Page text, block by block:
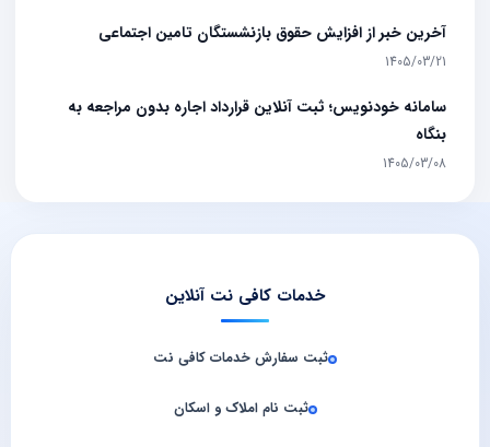
آخرین خبر از افزایش حقوق بازنشستگان تامین اجتماعی
1405/03/21
سامانه خودنویس؛ ثبت آنلاین قرارداد اجاره بدون مراجعه به
بنگاه
1405/03/08
خدمات کافی نت آنلاین
ثبت سفارش خدمات کافی‌ نت
ثبت نام املاک و اسکان